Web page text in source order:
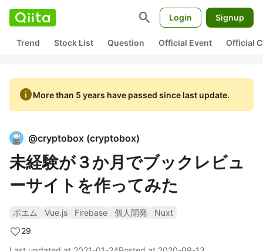
search Login Signup
Trend Stock List Question Official Event Official
infoMore than 5 years have passed since last update.
@cryptobox (cryptobox)
未経験が３か月でブックレビュ
ーサイトを作ってみた
ポエム Vue.js Firebase 個人開発
Nuxt
29